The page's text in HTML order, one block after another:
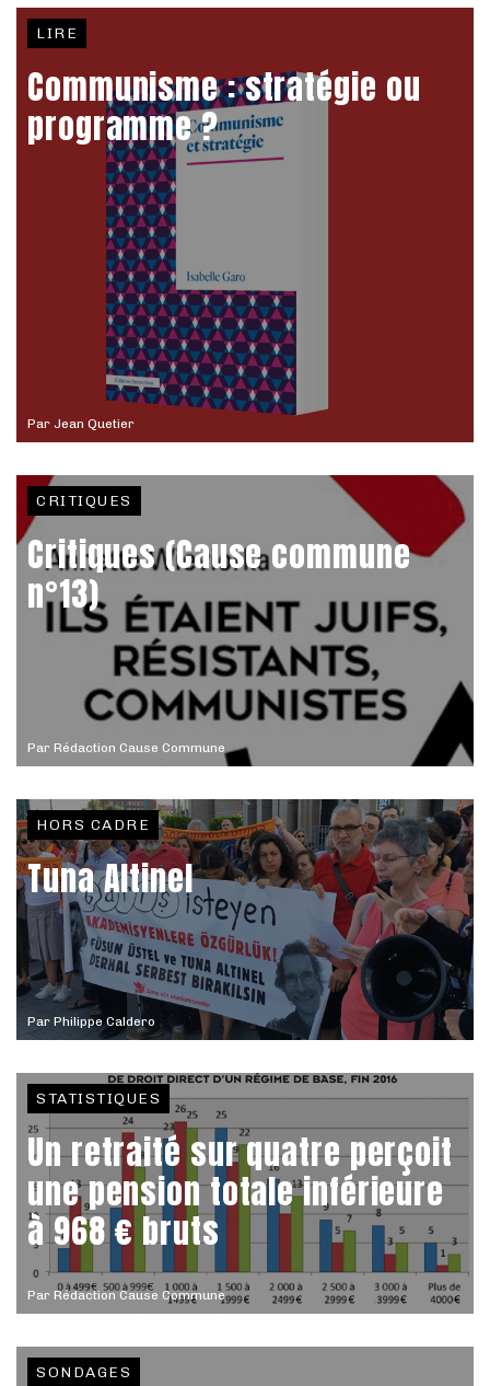
Par Jean Quetier
LIRE
Communisme : stratégie ou
programme ?
Par Rédaction Cause Commune
CRITIQUES
Critiques (Cause commune
n°13)
Par Philippe Caldero
HORS CADRE
Tuna Altinel
Par Rédaction Cause Commune
STATISTIQUES
Un retraité sur quatre perçoit
une pension totale inférieure
à 968 € bruts
SONDAGES